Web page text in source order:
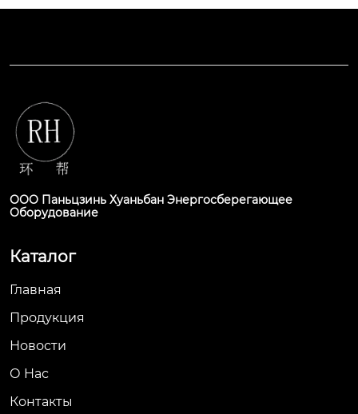
ООО Паньцзинь Хуаньбан Энергосберегающее
Оборудование
Каталог
Главная
Продукция
Новости
О Hас
Контакты